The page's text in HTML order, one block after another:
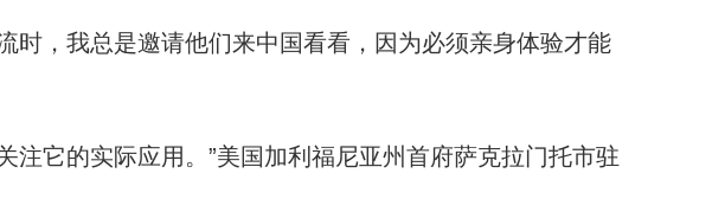
时，我总是邀请他们来中国看看，因为必须亲身体验才能
它的实际应用。”美国加利福尼亚州首府萨克拉门托市驻